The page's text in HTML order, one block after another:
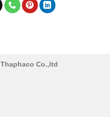
Thaphaco Co.,ltd